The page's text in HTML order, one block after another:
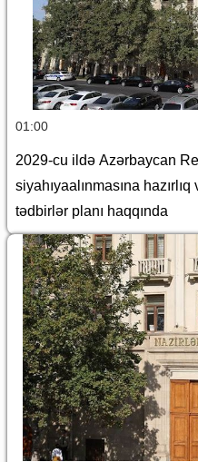
01:00
2029-cu ildə Azərbaycan
siyahıyaalınmasına
tədbirlər planı haqqında